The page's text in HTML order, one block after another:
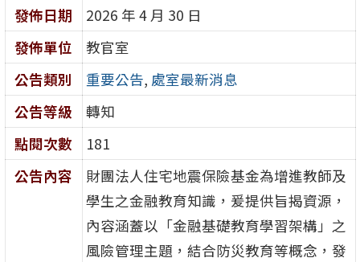
發佈日期
2026 年 4 月 30 日
發佈單位
教官室
公告類別
重要公告, 處室最新消息
公告等級
轉知
點閱次數
181
公告內容
財團法人住宅地震保險基金為增進教師及
學生之金融教育知識，爰提供旨揭資源，
內容涵蓋以「金融基礎教育學習架構」之
風險管理主題，結合防災教育等概念，發